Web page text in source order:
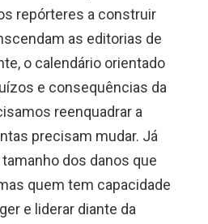
repórteres a construir
as editorias de
o calendário orientado
e consequências da
reenquadrar a
precisam mudar. Já
dos danos que
quem tem capacidade
e liderar diante da